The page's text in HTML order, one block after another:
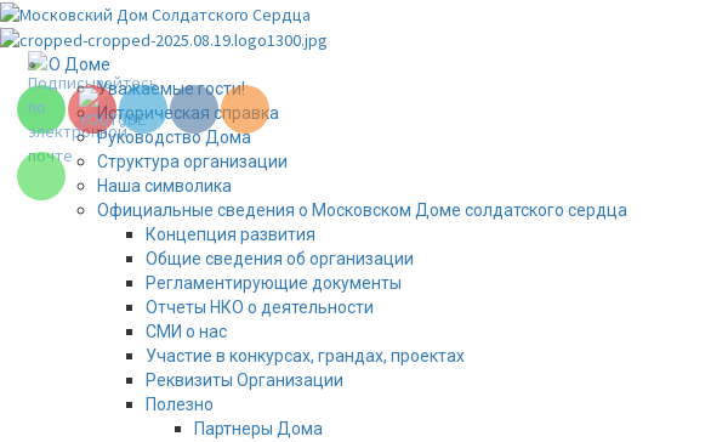
Перейти
к
содержимому
Основное
меню
О Доме
Уважаемые гости!
Историческая справка
Руководство Дома
Структура организации
Наша символика
Официальные сведения о Московском Доме солдатского сердца
Концепция развития
Общие сведения об организации
Регламентирующие документы
Отчеты НКО о деятельности
СМИ о нас
Участие в конкурсах, грандах, проектах
Реквизиты Организации
Полезно
Партнеры Дома
Set Youtube
Channel ID